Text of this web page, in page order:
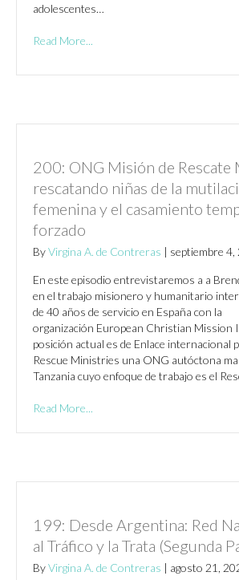
adolescentes…
Read More...
200: ONG Misión de Rescate
rescatando niñas de la
femenina y el casamiento
forzado
ByVirgina A. de Contreras | septiembre 4,
En este episodio entrevistaremos a a
en el trabajo misionero y humanitario
de 40 años de servicio en España con la
organización European Christian Mission
posición actual es de Enlace internacional
Rescue Ministries una ONG autóctona
Tanzania cuyo enfoque de trabajo es el
Read More...
199: Desde Argentina: Red
al Tráfico y la Trata (Segunda
ByVirgina A. de Contreras | agosto 21,